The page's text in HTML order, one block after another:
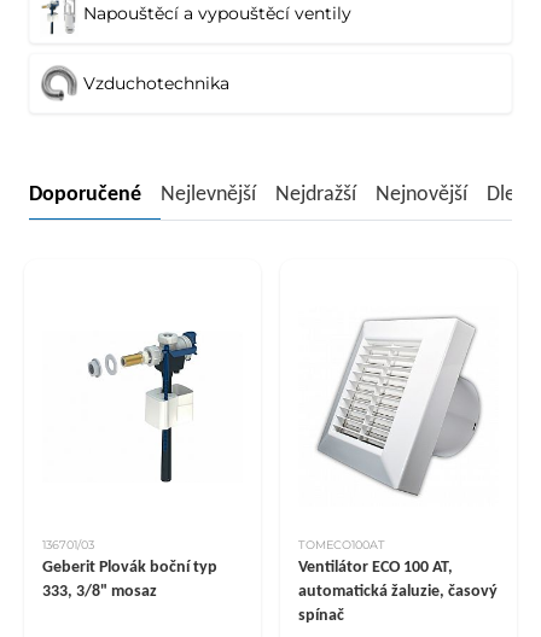
Napouštěcí a vypouštěcí ventily
Vzduchotechnika
Doporučené Nejlevnější Nejdražší Nejnovější Dle
136701/03
Geberit Plovák boční typ
333, 3/8" mosaz
TOMECO100AT
Ventilátor ECO 100 AT,
automatická žaluzie, časový
spínač